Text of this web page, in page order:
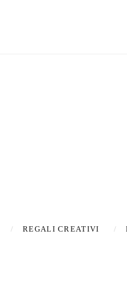
REGALI CREATIVI